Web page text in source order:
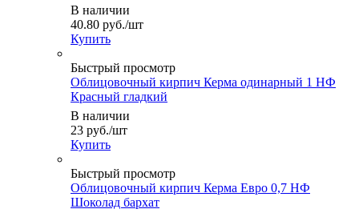
В наличии
40.80 руб./шт
Купить
Быстрый просмотр
Облицовочный кирпич Керма одинарный 1 НФ
Красный гладкий
В наличии
23 руб./шт
Купить
Быстрый просмотр
Облицовочный кирпич Керма Евро 0,7 НФ
Шоколад бархат